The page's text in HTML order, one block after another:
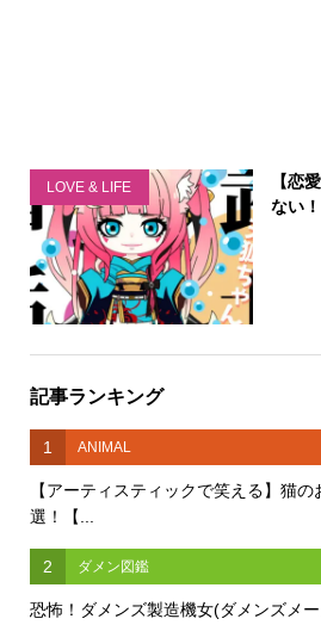
LOVE & LIFE
【恋
ない
記事ランキング
1 ANIMAL
【アーティスティックで笑える】猫
選！【...
2 ダメン図鑑
恐怖！ダメンズ製造機女(ダメンズメ